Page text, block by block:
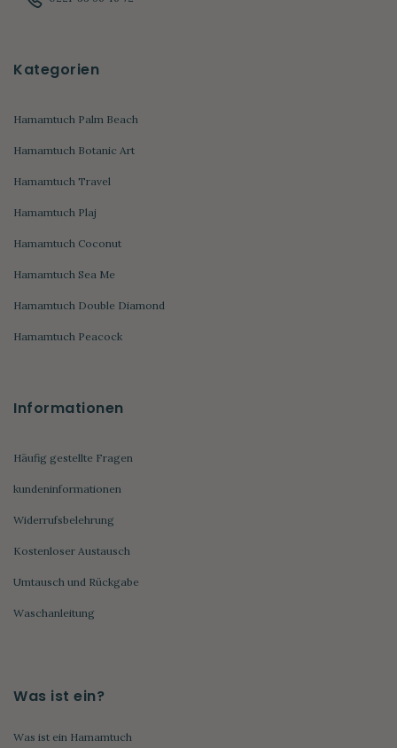
Kategorien
Hamamtuch Palm Beach
Hamamtuch Botanic Art
Hamamtuch Travel
Hamamtuch Plaj
Hamamtuch Coconut
Hamamtuch Sea Me
Hamamtuch Double Diamond
Hamamtuch Peacock
Informationen
Häufig gestellte Fragen
kundeninformationen
Widerrufsbelehrung
Kostenloser Austausch
Umtausch und Rückgabe
Waschanleitung
Was ist ein?
Was ist ein Hamamtuch